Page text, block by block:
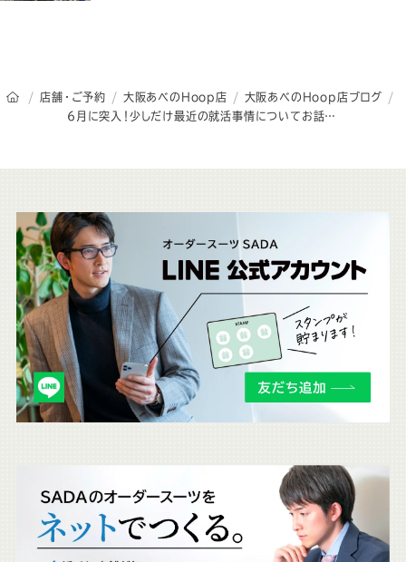
オーダースーツSADAのトップページ
店舗・ご予約 大阪あべのHoop店
大阪あべのHoop店ブログ
6月に突入！少しだけ最近の就活事情についてお話しします。
こ
ち
ら
も
チ
ェ